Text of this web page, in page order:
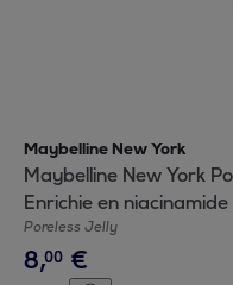
Maybelline New York
Maybelline New York
Enrichie en
Poreless Jelly
8,00 €